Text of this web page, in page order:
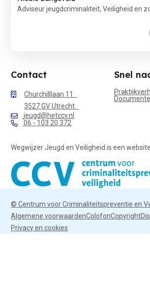
Adviseur jeugdcriminaliteit, Veiligheid en
Contact
Churchilllaan 11
3527 GV Utrecht
jeugd@hetccv.nl
06 - 103 20 372
Snel
Wegwijzer Jeugd en Veiligheid is een
© Centrum voor Criminaliteitspreventie en
Algemene voorwaardenColofonCopyright
Privacy en cookies